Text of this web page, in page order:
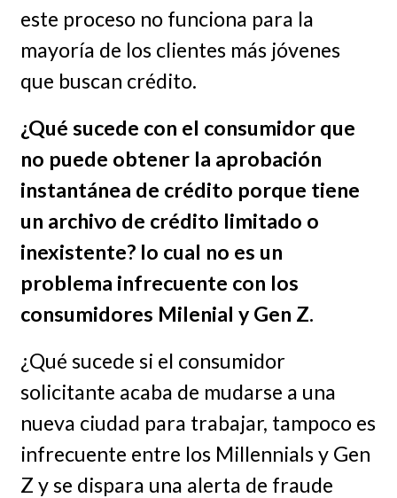
este proceso no funciona para la
mayoría de los clientes más jóvenes
que buscan crédito.
¿Qué sucede con el consumidor que
no puede obtener la aprobación
instantánea de crédito porque tiene
un archivo de crédito limitado o
inexistente? lo cual no es un
problema infrecuente con los
consumidores Milenial y Gen Z.
¿Qué sucede si el consumidor
solicitante acaba de mudarse a una
nueva ciudad para trabajar, tampoco es
infrecuente entre los Millennials y Gen
Z y se dispara una alerta de fraude